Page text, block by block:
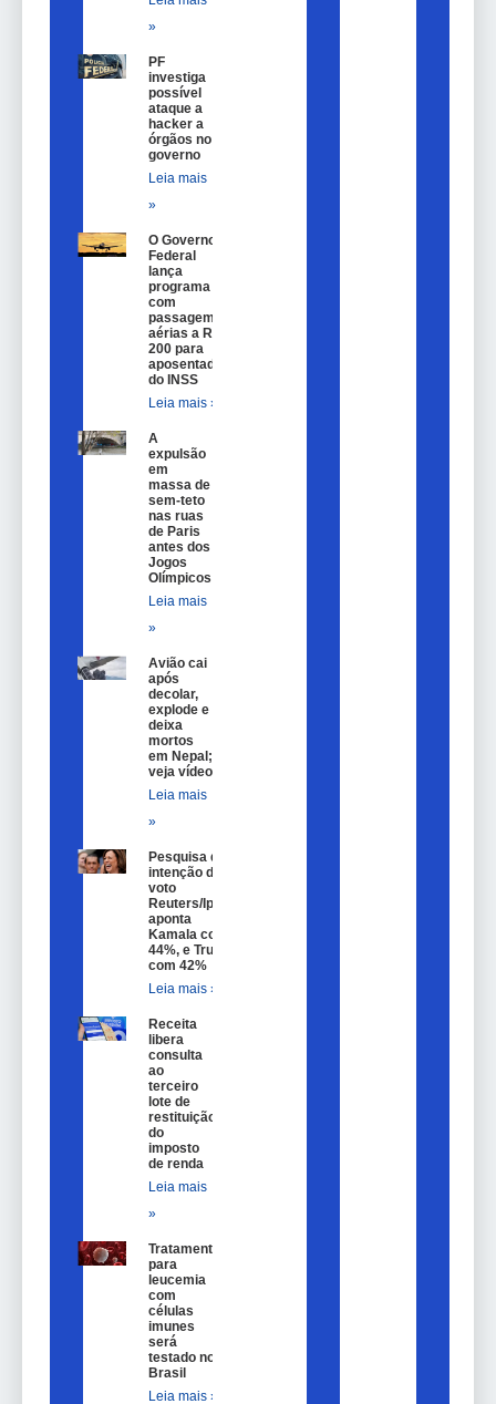
»
PF
investiga
possível
ataque a
hacker a
órgãos no
governo
Leia mais
»
O Governo
Federal
lança
programa
com
passagem
aérias a R$
200 para
aposentados
do INSS
Leia mais »
A
expulsão
em
massa de
sem-teto
nas ruas
de Paris
antes dos
Jogos
Olímpicos
Leia mais
»
Avião cai
após
decolar,
explode e
deixa
mortos
em Nepal;
veja vídeo
Leia mais
»
Pesquisa de
intenção de
voto
Reuters/Ipsos
aponta
Kamala com
44%, e Trump
com 42%
Leia mais »
Receita
libera
consulta
ao
terceiro
lote de
restituição
do
imposto
de renda
Leia mais
»
Tratamento
para
leucemia
com
células
imunes
será
testado no
Brasil
Leia mais »